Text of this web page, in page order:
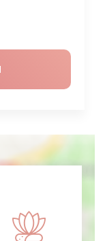
est en